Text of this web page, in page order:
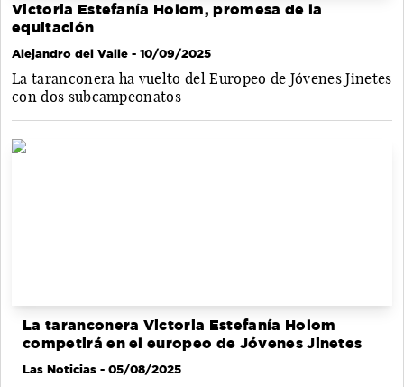
Victoria Estefanía Holom, promesa de la
equitación
Alejandro del Valle - 10/09/2025
La taranconera ha vuelto del Europeo de Jóvenes Jinetes
con dos subcampeonatos
La taranconera Victoria Estefanía Holom
competirá en el europeo de Jóvenes Jinetes
Las Noticias - 05/08/2025